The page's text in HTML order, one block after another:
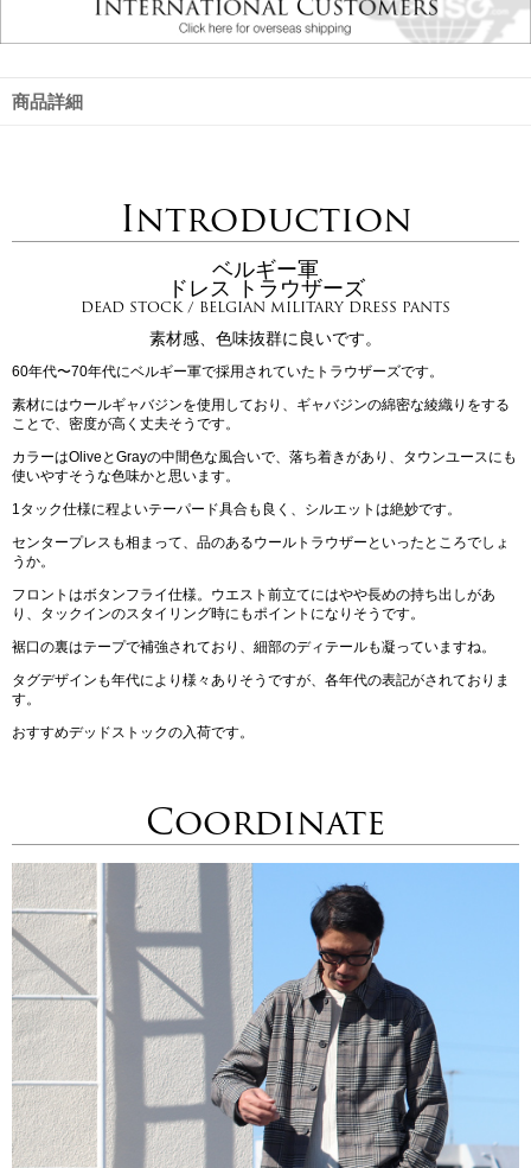
商品詳細
Introduction
ベルギー軍
ドレス トラウザーズ
DEAD STOCK / BELGIAN MILITARY DRESS PANTS
素材感、色味抜群に良いです。
60年代〜70年代にベルギー軍で採用されていたトラウザーズです。
素材にはウールギャバジンを使用しており、ギャバジンの綿密な綾織りをする
ことで、密度が高く丈夫そうです。
カラーはOliveとGrayの中間色な風合いで、落ち着きがあり、タウンユースにも
使いやすそうな色味かと思います。
1タック仕様に程よいテーパード具合も良く、シルエットは絶妙です。
センタープレスも相まって、品のあるウールトラウザーといったところでしょ
うか。
フロントはボタンフライ仕様。ウエスト前立てにはやや長めの持ち出しがあ
り、タックインのスタイリング時にもポイントになりそうです。
裾口の裏はテープで補強されており、細部のディテールも凝っていますね。
タグデザインも年代により様々ありそうですが、各年代の表記がされておりま
す。
おすすめデッドストックの入荷です。
Coordinate